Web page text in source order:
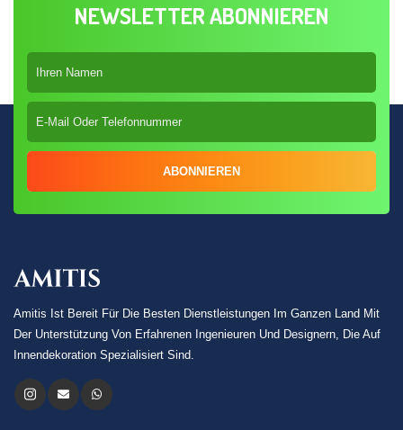
NEWSLETTER ABONNIEREN
ABONNIEREN
Amitis Ist Bereit Für Die Besten Dienstleistungen Im Ganzen Land Mit
Der Unterstützung Von Erfahrenen Ingenieuren Und Designern, Die Auf
Innendekoration Spezialisiert Sind.